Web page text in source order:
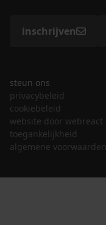
inschrijven
steun ons
privacybeleid
cookiebeleid
website door webreact
toegankelijkheid
algemene voorwaarden